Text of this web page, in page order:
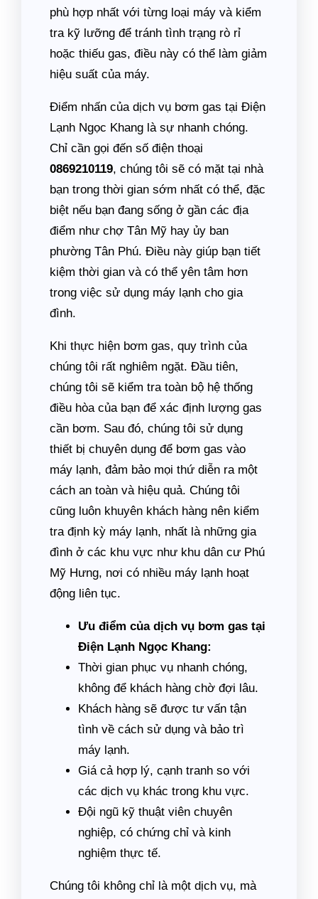
phù hợp nhất với từng loại máy và kiểm
tra kỹ lưỡng để tránh tình trạng rò rỉ
hoặc thiếu gas, điều này có thể làm giảm
hiệu suất của máy.
Điểm nhấn của dịch vụ bơm gas tại Điện
Lạnh Ngọc Khang là sự nhanh chóng.
Chỉ cần gọi đến số điện thoại
0869210119, chúng tôi sẽ có mặt tại nhà
bạn trong thời gian sớm nhất có thể, đặc
biệt nếu bạn đang sống ở gần các địa
điểm như chợ Tân Mỹ hay ủy ban
phường Tân Phú. Điều này giúp bạn tiết
kiệm thời gian và có thể yên tâm hơn
trong việc sử dụng máy lạnh cho gia
đình.
Khi thực hiện bơm gas, quy trình của
chúng tôi rất nghiêm ngặt. Đầu tiên,
chúng tôi sẽ kiểm tra toàn bộ hệ thống
điều hòa của bạn để xác định lượng gas
cần bơm. Sau đó, chúng tôi sử dụng
thiết bị chuyên dụng để bơm gas vào
máy lạnh, đảm bảo mọi thứ diễn ra một
cách an toàn và hiệu quả. Chúng tôi
cũng luôn khuyên khách hàng nên kiểm
tra định kỳ máy lạnh, nhất là những gia
đình ở các khu vực như khu dân cư Phú
Mỹ Hưng, nơi có nhiều máy lạnh hoạt
động liên tục.
Ưu điểm của dịch vụ bơm gas tại
Điện Lạnh Ngọc Khang:
Thời gian phục vụ nhanh chóng,
không để khách hàng chờ đợi lâu.
Khách hàng sẽ được tư vấn tận
tình về cách sử dụng và bảo trì
máy lạnh.
Giá cả hợp lý, cạnh tranh so với
các dịch vụ khác trong khu vực.
Đội ngũ kỹ thuật viên chuyên
nghiệp, có chứng chỉ và kinh
nghiệm thực tế.
Chúng tôi không chỉ là một dịch vụ, mà